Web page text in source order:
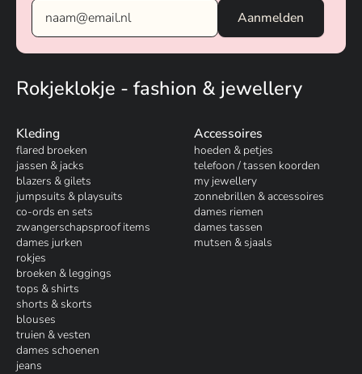
Rokjeklokje - fashion & jewellery
Kleding
flared broeken
jassen & jacks
blazers & gilets
jumpsuits & playsuits
co-ords en sets
zwangerschapsproof items
dames jurken
rokjes
broeken & leggings
tops & shirts
shorts & skorts
blouses
truien & vesten
dames schoenen
jeans
Accessoires
hoeden & petjes
telefoon / tassen koorden
my jewellery
zonnebrillen & accessoires
dames riemen
dames tassen
mutsen & sjaals